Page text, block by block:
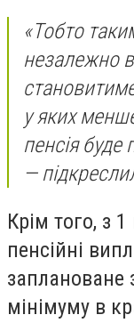
«Тобто
незалежно
у яких
пенсія буде
—
Крім того, з
пенсійні
заплановане
мінімуму в